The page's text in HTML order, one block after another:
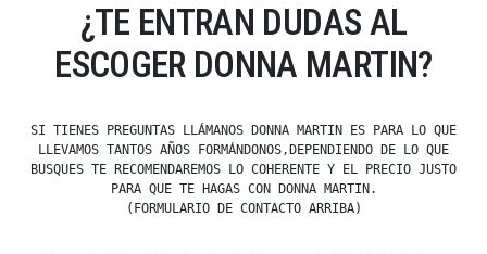
¿TE ENTRAN DUDAS AL
ESCOGER DONNA MARTIN?
SI TIENES PREGUNTAS LLÁMANOS DONNA MARTIN ES PARA LO QUE
LLEVAMOS TANTOS AÑOS FORMÁNDONOS,DEPENDIENDO DE LO QUE
BUSQUES TE RECOMENDAREMOS LO COHERENTE Y EL PRECIO JUSTO
PARA QUE TE HAGAS CON DONNA MARTIN.
(FORMULARIO DE CONTACTO ARRIBA)